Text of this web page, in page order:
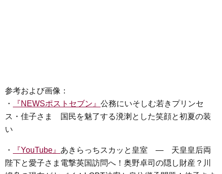
参考および画像：
・
『NEWSポストセブン』 公務にいそしむ若きプリンセ
ス・佳子さま 国民を魅了する溌溂とした笑顔と初夏の装
い
・ 『YouTube』 あきらっちスカッと皇室 ― 天皇皇后両
陛下と愛子さま電撃英国訪問へ！奥野卓司の隠し財産？川